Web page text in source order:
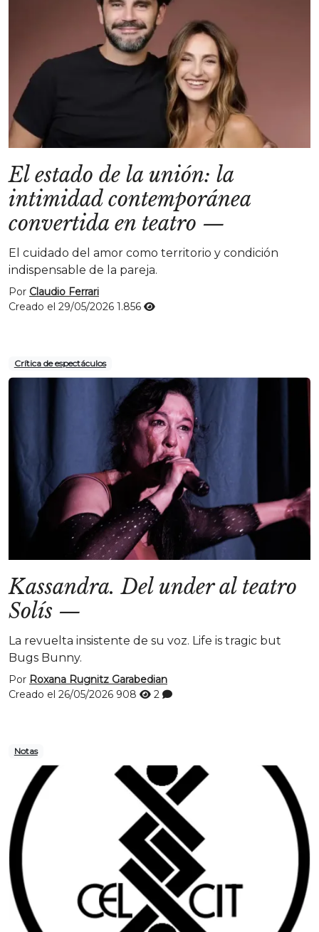
El estado de la unión: la
intimidad contemporánea
convertida en teatro —
El cuidado del amor como territorio y condición
indispensable de la pareja.
Por Claudio Ferrari
Creado el 29/05/2026 1.856
Crítica de espectáculos
Kassandra. Del under al teatro
Solís —
La revuelta insistente de su voz. Life is tragic but
Bugs Bunny.
Por Roxana Rugnitz Garabedian
Creado el 26/05/2026 908 2
Notas